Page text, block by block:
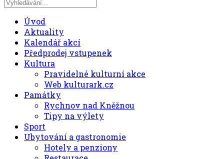
Úvod
Aktuality
Kalendář akcí
Předprodej vstupenek
Kultura
Pravidelné kulturní akce
Web kulturark.cz
Památky
Rychnov nad Kněžnou
Tipy na výlety
Sport
Ubytování a gastronomie
Hotely a penziony